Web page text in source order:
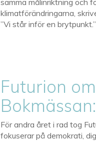
samma målinriktning och
klimatförändringarna,
”Vi står inför en brytpunkt.”
Futurion
För andra året i rad tog
fokuserar på demokrati,